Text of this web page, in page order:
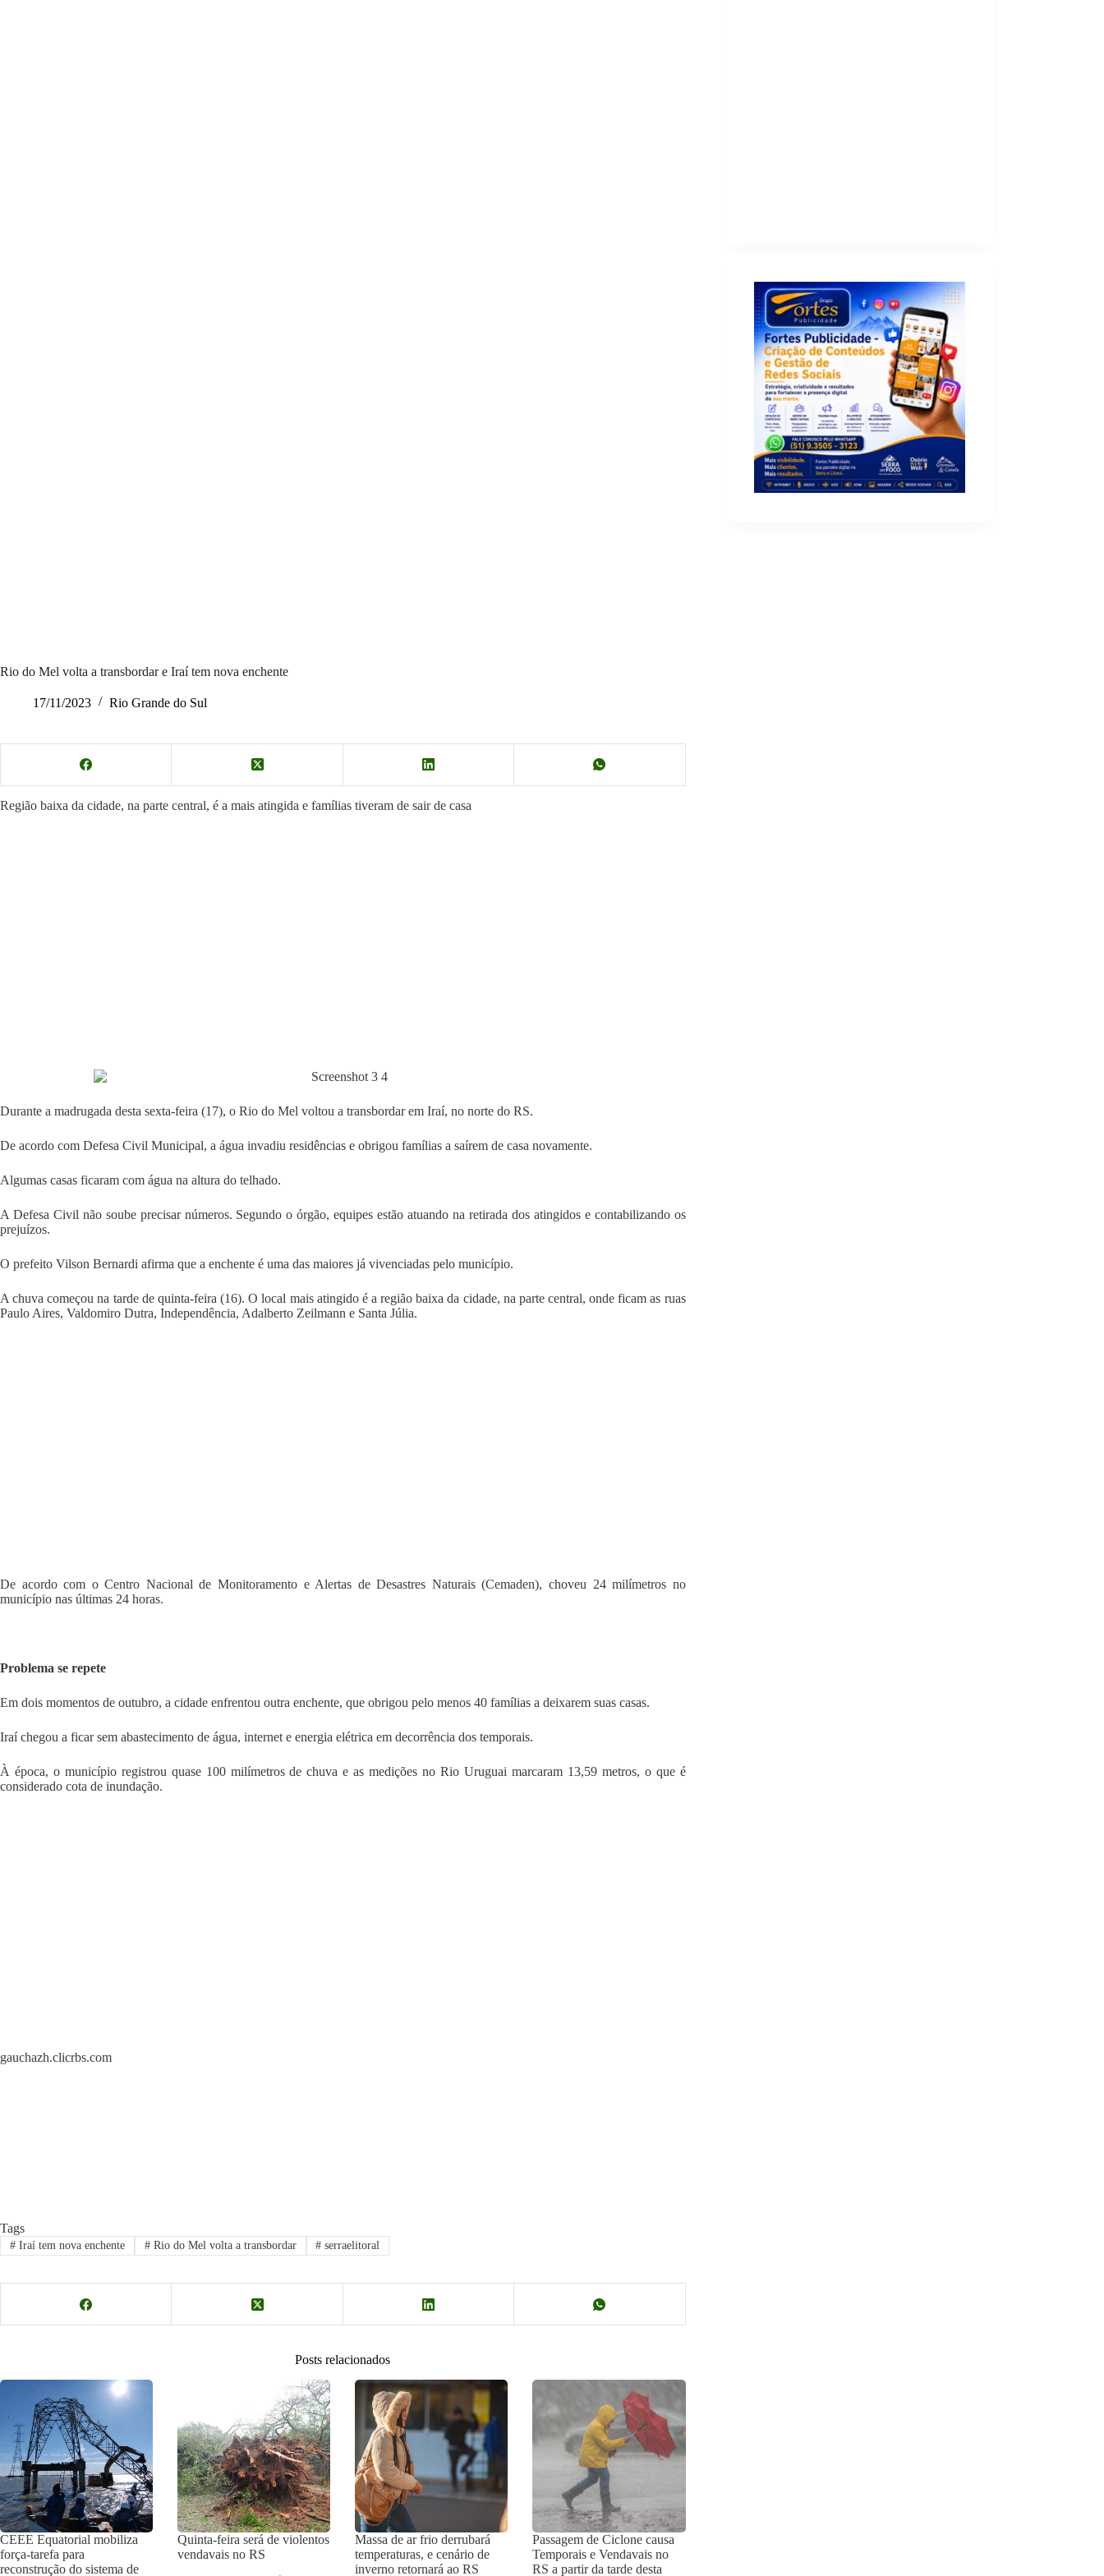
Rio do Mel volta a transbordar e Iraí tem nova enchente
17/11/2023 Rio Grande do Sul
Região baixa da cidade, na parte central, é a mais atingida e famílias tiveram de sair de casa
Durante a madrugada desta sexta-feira (17), o Rio do Mel voltou a transbordar em Iraí, no norte do RS.
De acordo com Defesa Civil Municipal, a água invadiu residências e obrigou famílias a saírem de casa novamente.
Algumas casas ficaram com água na altura do telhado.
A Defesa Civil não soube precisar números. Segundo o órgão, equipes estão atuando na retirada dos atingidos e contabilizando os
prejuízos.
O prefeito Vilson Bernardi afirma que a enchente é uma das maiores já vivenciadas pelo município.
A chuva começou na tarde de quinta-feira (16). O local mais atingido é a região baixa da cidade, na parte central, onde ficam as ruas
Paulo Aires, Valdomiro Dutra, Independência, Adalberto Zeilmann e Santa Júlia.
De acordo com o Centro Nacional de Monitoramento e Alertas de Desastres Naturais (Cemaden), choveu 24 milímetros no
município nas últimas 24 horas.
Problema se repete
Em dois momentos de outubro, a cidade enfrentou outra enchente, que obrigou pelo menos 40 famílias a deixarem suas casas.
Iraí chegou a ficar sem abastecimento de água, internet e energia elétrica em decorrência dos temporais.
À época, o município registrou quase 100 milímetros de chuva e as medições no Rio Uruguai marcaram 13,59 metros, o que é
considerado cota de inundação.
gauchazh.clicrbs.com
Tags
#Iraí tem nova enchente #Rio do Mel volta a transbordar # serraelitoral
Posts relacionados
CEEE Equatorial mobiliza
força-tarefa para
reconstrução do sistema de
Quinta-feira será de violentos
vendavais no RS
Massa de ar frio derrubará
temperaturas, e cenário de
inverno retornará ao RS
Passagem de Ciclone causa
Temporais e Vendavais no
RS a partir da tarde desta